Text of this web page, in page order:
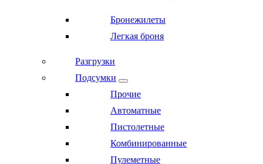
Бронежилеты
Легкая броня
Разгрузки
Подсумки
Прочие
Автоматные
Пистолетные
Комбинированные
Пулеметные